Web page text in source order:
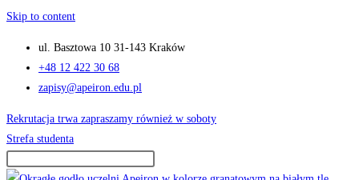
Skip to content
ul. Basztowa 10 31-143 Kraków
+48 12 422 30 68
zapisy@apeiron.edu.pl
Rekrutacja trwa zapraszamy również w soboty
Strefa studenta